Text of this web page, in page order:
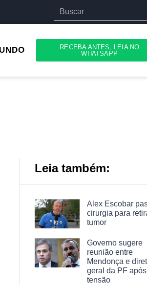
RECEBA ANTES, LEIA NO
WHATSAPP
Leia também:
Alex Escobar
cirurgia para
tumor
Governo sugere
reunião entre
Mendonça e
geral da PF após
tensão